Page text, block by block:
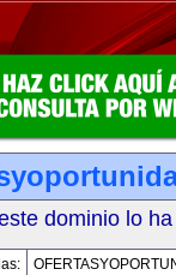
dominio lo